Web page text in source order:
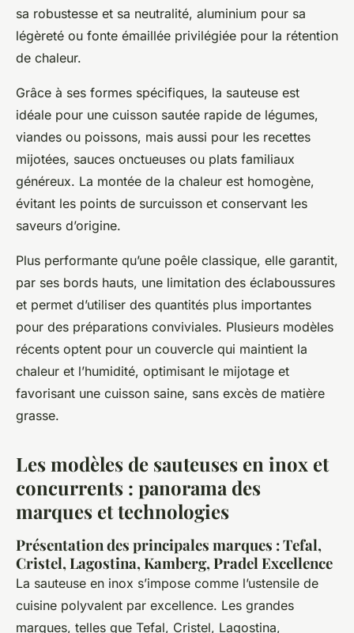
sa robustesse et sa neutralité, aluminium pour sa
légèreté ou fonte émaillée privilégiée pour la rétention
de chaleur.
Grâce à ses formes spécifiques, la sauteuse est
idéale pour une cuisson sautée rapide de légumes,
viandes ou poissons, mais aussi pour les recettes
mijotées, sauces onctueuses ou plats familiaux
généreux. La montée de la chaleur est homogène,
évitant les points de surcuisson et conservant les
saveurs d’origine.
Plus performante qu’une poêle classique, elle garantit,
par ses bords hauts, une limitation des éclaboussures
et permet d’utiliser des quantités plus importantes
pour des préparations conviviales. Plusieurs modèles
récents optent pour un couvercle qui maintient la
chaleur et l’humidité, optimisant le mijotage et
favorisant une cuisson saine, sans excès de matière
grasse.
Les modèles de sauteuses en inox et
concurrents : panorama des
marques et technologies
Présentation des principales marques : Tefal,
Cristel, Lagostina, Kamberg, Pradel Excellence
La sauteuse en inox s’impose comme l’ustensile de
cuisine polyvalent par excellence. Les grandes
marques, telles que Tefal, Cristel, Lagostina,